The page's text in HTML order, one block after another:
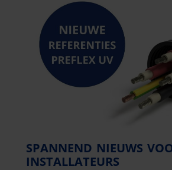
SPANNEND NIEUWS
INSTALLATEURS